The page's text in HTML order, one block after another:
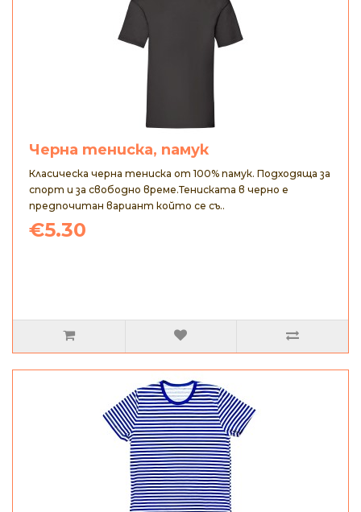
Черна тениска, памук
Класическа черна тениска от 100% памук. Подходяща за
спорт и за свободно време.Тениската в черно е
предпочитан вариант който се съ..
€5.30